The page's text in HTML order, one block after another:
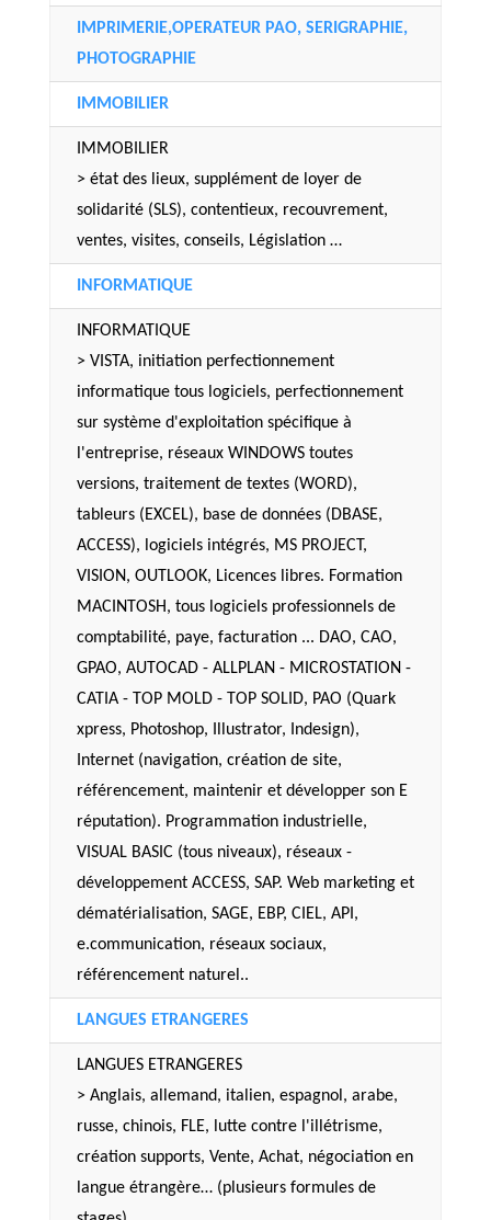
IMPRIMERIE,OPERATEUR PAO, SERIGRAPHIE,
PHOTOGRAPHIE
IMMOBILIER
IMMOBILIER
> état des lieux, supplément de loyer de
solidarité (SLS), contentieux, recouvrement,
ventes, visites, conseils, Législation …
INFORMATIQUE
INFORMATIQUE
> VISTA, initiation perfectionnement
informatique tous logiciels, perfectionnement
sur système d'exploitation spécifique à
l'entreprise, réseaux WINDOWS toutes
versions, traitement de textes (WORD),
tableurs (EXCEL), base de données (DBASE,
ACCESS), logiciels intégrés, MS PROJECT,
VISION, OUTLOOK, Licences libres. Formation
MACINTOSH, tous logiciels professionnels de
comptabilité, paye, facturation ... DAO, CAO,
GPAO, AUTOCAD - ALLPLAN - MICROSTATION -
CATIA - TOP MOLD - TOP SOLID, PAO (Quark
xpress, Photoshop, Illustrator, Indesign),
Internet (navigation, création de site,
référencement, maintenir et développer son E
réputation). Programmation industrielle,
VISUAL BASIC (tous niveaux), réseaux -
développement ACCESS, SAP. Web marketing et
dématérialisation, SAGE, EBP, CIEL, API,
e.communication, réseaux sociaux,
référencement naturel..
LANGUES ETRANGERES
LANGUES ETRANGERES
> Anglais, allemand, italien, espagnol, arabe,
russe, chinois, FLE, lutte contre l'illétrisme,
création supports, Vente, Achat, négociation en
langue étrangère… (plusieurs formules de